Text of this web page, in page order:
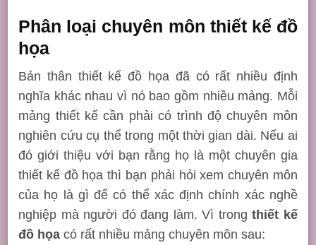
Phân loại chuyên môn thiết kế đồ
họa
Bản thân thiết kế đồ họa đã có rất nhiều định
nghĩa khác nhau vì nó bao gồm nhiều mảng. Mỗi
mảng thiết kế cần phải có trình độ chuyên môn
nghiên cứu cụ thể trong một thời gian dài. Nếu ai
đó giới thiệu với bạn rằng họ là một chuyên gia
thiết kế đồ họa thì bạn phải hỏi xem chuyên môn
của họ là gì để có thể xác định chính xác nghề
nghiệp mà người đó đang làm. Vì trongthiết kế
đồ họa có rất nhiều mảng chuyên môn sau: